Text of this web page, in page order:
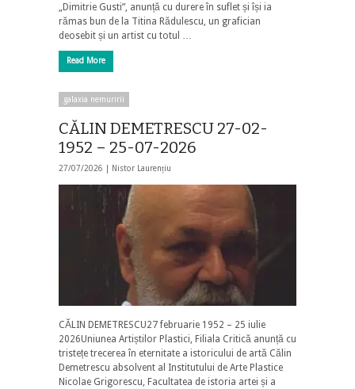
„Dimitrie Gusti”, anunță cu durere în suflet și își ia
rămas bun de la Titina Rădulescu, un grafician
deosebit și un artist cu totul …
Read More
galaxia nemuririi
CĂLIN DEMETRESCU 27-02-
1952 – 25-07-2026
27/07/2026 | Nistor Laurențiu
CĂLIN DEMETRESCU27 februarie 1952 – 25 iulie
2026Uniunea Artiștilor Plastici, Filiala Critică anunță cu
tristețe trecerea în eternitate a istoricului de artă Călin
Demetrescu absolvent al Institutului de Arte Plastice
Nicolae Grigorescu, Facultatea de istoria artei și a